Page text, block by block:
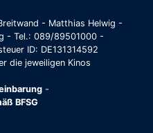
- Matthias Helwig -
- Tel.: 089/89501000 -
ID: DE131314592
die jeweiligen Kinos
-
BFSG